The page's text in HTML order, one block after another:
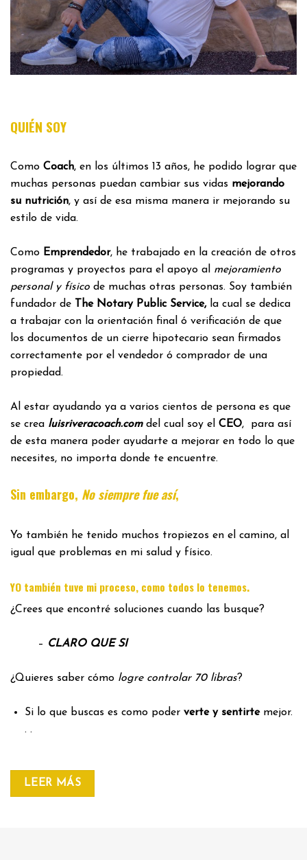
QUIÉN SOY
Como Coach, en los últimos 13 años, he podido lograr que
muchas personas puedan cambiar sus vidas mejorando
su nutrición, y así de esa misma manera ir mejorando su
estilo de vida.
Como Emprendedor, he trabajado en la creación de otros
programas y proyectos para el apoyo al mejoramiento
personal y físico de muchas otras personas. Soy también
fundador de
The Notary Public Service,la cual se dedica
a trabajar con la orientación final ó verificación de que
los documentos de un cierre hipotecario sean firmados
correctamente por el vendedor ó comprador de una
propiedad.
Al estar ayudando ya a varios cientos de persona es que
se crea luisriveracoach.comdel cual soy el CEO, para así
de esta manera poder ayudarte a mejorar en todo lo que
necesites, no importa donde te encuentre.
Sin embargo, No siempre fue así,
Yo también he tenido muchos tropiezos en el camino, al
igual que problemas en mi salud y físico.
YO también tuve mi proceso, como todos lo tenemos.
¿Crees que encontré soluciones cuando las busque?
– CLARO QUE SI
¿Quieres saber cómo logre controlar 70 libras?
Si lo que buscas es como poder verte y sentirtemejor.
. .
LEER MÁS